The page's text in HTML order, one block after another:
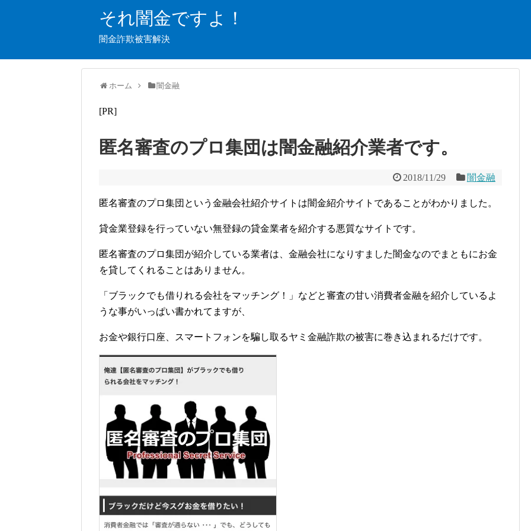
それ闇金ですよ！
闇金詐欺被害解決
ホーム 闇金融
[PR]
匿名審査のプロ集団は闇金融紹介業者です。
2018/11/29 闇金融
匿名審査のプロ集団という金融会社紹介サイトは闇金紹介サイトであることがわかりました。
貸金業登録を行っていない無登録の貸金業者を紹介する悪質なサイトです。
匿名審査のプロ集団が紹介している業者は、金融会社になりすました闇金なのでまともにお金
を貸してくれることはありません。
「ブラックでも借りれる会社をマッチング！」などと審査の甘い消費者金融を紹介しているよ
うな事がいっぱい書かれてますが、
お金や銀行口座、スマートフォンを騙し取るヤミ金融詐欺の被害に巻き込まれるだけです。